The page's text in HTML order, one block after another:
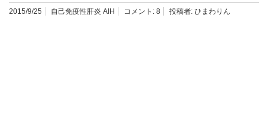
2015/9/25 自己免疫性肝炎 AIH コメント: 8 投稿者: ひまわりん